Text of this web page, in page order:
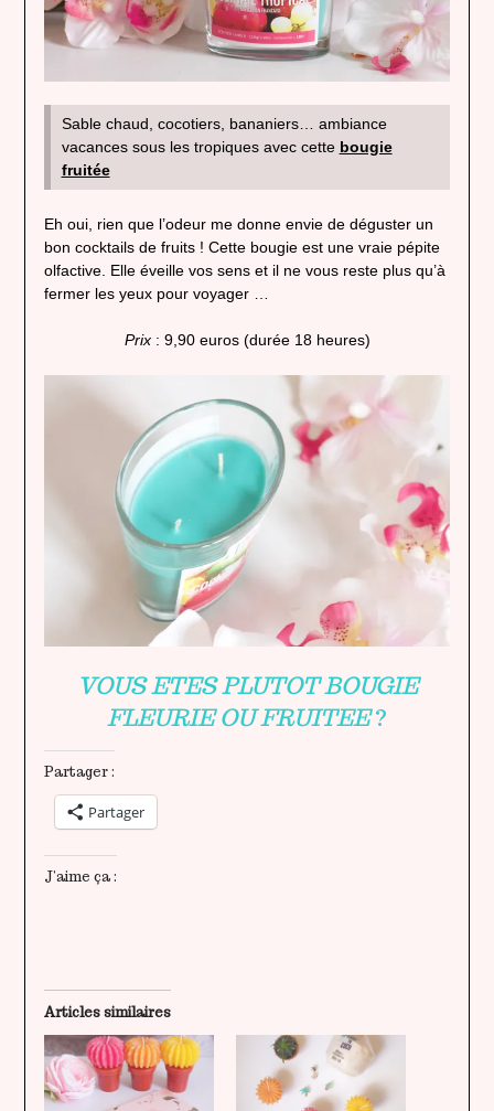
Sable chaud, cocotiers, bananiers… ambiance
vacances sous les tropiques avec cette bougie
fruitée
Eh oui, rien que l’odeur me donne envie de déguster un
bon cocktails de fruits ! Cette bougie est une vraie pépite
olfactive. Elle éveille vos sens et il ne vous reste plus qu’à
fermer les yeux pour voyager …
Prix: 9,90 euros (durée 18 heures)
VOUS ETES PLUTOT BOUGIE
FLEURIE OU FRUITEE?
Partager :
Partager
J’aime ça :
Articles similaires